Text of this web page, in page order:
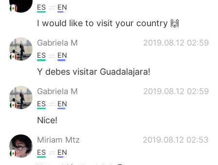
ES EN
I would like to visit your country 🙌
Gabriela M 2019.08.12 02:59
ES EN
Y debes visitar Guadalajara!
Gabriela M 2019.08.12 02:59
ES EN
Nice!
Miriam Mtz 2019.08.12 02:53
ES EN